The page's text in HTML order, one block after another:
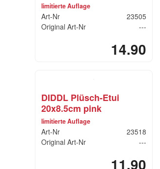
limitierte Auflage
Art-Nr
23505
Original Art-Nr
---
14.90
DIDDL Plüsch-Etui
20x8.5cm pink
limitierte Auflage
Art-Nr
23518
Original Art-Nr
---
11.90